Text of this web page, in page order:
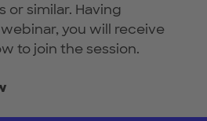
or similar. Having
you will receive
to join the session.